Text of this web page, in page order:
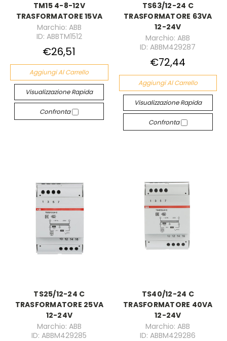
TM15 4-8-12V
TRASFORMATORE 15VA
Marchio: ABB
ID: ABBTM1512
€26,51
Aggiungi Al Carrello
Visualizzazione Rapida
Confronta
TS63/12-24 C
TRASFORMATORE 63VA
12-24V
Marchio: ABB
ID: ABBM429287
€72,44
Aggiungi Al Carrello
Visualizzazione Rapida
Confronta
TS25/12-24 C
TRASFORMATORE 25VA
12-24V
Marchio: ABB
ID: ABBM429285
TS40/12-24 C
TRASFORMATORE 40VA
12-24V
Marchio: ABB
ID: ABBM429286